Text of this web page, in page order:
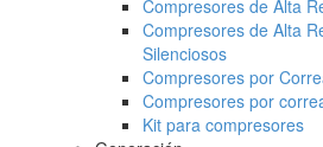
Compresores de Alta
Compresores de Alta
Silenciosos
Compresores por
Compresores por
Kit para compresores